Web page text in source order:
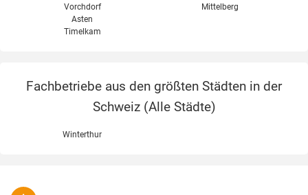
Vorchdorf
Asten
Timelkam
Mittelberg
Fachbetriebe aus den größten Städten in der
Schweiz (Alle Städte)
Winterthur